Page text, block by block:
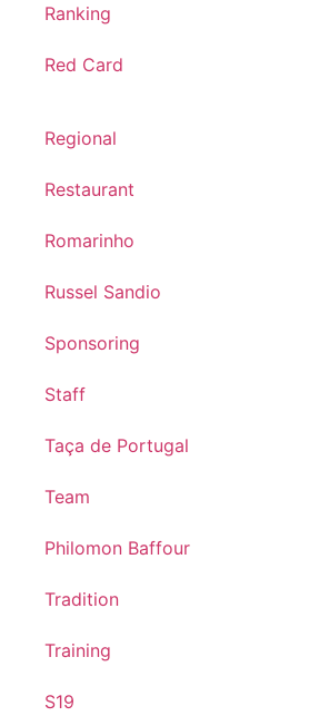
Ranking
Red Card
Regional
Restaurant
Romarinho
Russel Sandio
Sponsoring
Staff
Taça de Portugal
Team
Philomon Baffour
Tradition
Training
S19